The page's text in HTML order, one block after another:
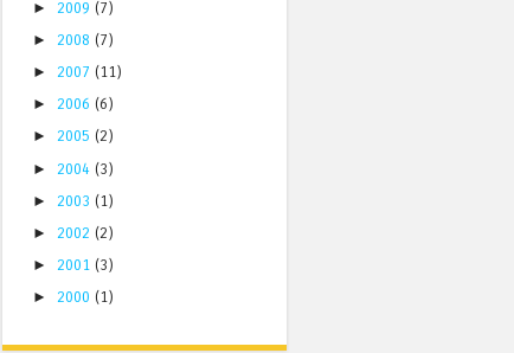
► 2009 (7)
► 2008 (7)
► 2007 (11)
► 2006 (6)
► 2005 (2)
► 2004 (3)
► 2003 (1)
► 2002 (2)
► 2001 (3)
► 2000 (1)